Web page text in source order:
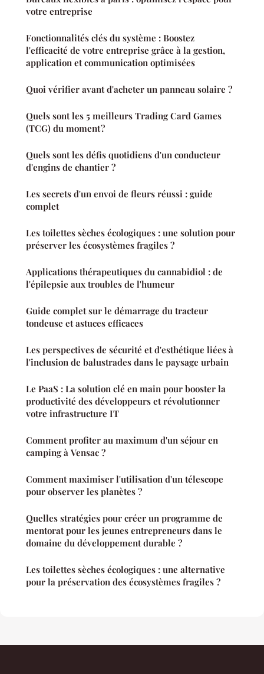
votre entreprise
Fonctionnalités clés du système : Boostez
l'efficacité de votre entreprise grâce à la gestion,
application et communication optimisées
Quoi vérifier avant d'acheter un panneau solaire ?
Quels sont les 5 meilleurs Trading Card Games
(TCG) du moment ?
Quels sont les défis quotidiens d'un conducteur
d'engins de chantier ?
Les secrets d'un envoi de fleurs réussi : guide
complet
Les toilettes sèches écologiques : une solution pour
préserver les écosystèmes fragiles ?
Applications thérapeutiques du cannabidiol : de
l'épilepsie aux troubles de l'humeur
Guide complet sur le démarrage du tracteur
tondeuse et astuces efficaces
Les perspectives de sécurité et d'esthétique liées à
l'inclusion de balustrades dans le paysage urbain
Le PaaS : La solution clé en main pour booster la
productivité des développeurs et révolutionner
votre infrastructure IT
Comment profiter au maximum d'un séjour en
camping à Vensac ?
Comment maximiser l'utilisation d'un télescope
pour observer les planètes ?
Quelles stratégies pour créer un programme de
mentorat pour les jeunes entrepreneurs dans le
domaine du développement durable ?
Les toilettes sèches écologiques : une alternative
pour la préservation des écosystèmes fragiles ?